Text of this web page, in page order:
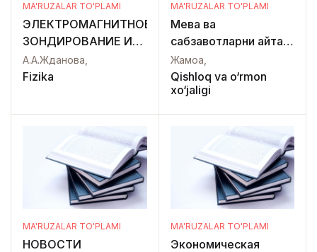
MA'RUZALAR TO'PLAMI
ЭЛЕКТРОМАГНИТНОЕ
ЗОНДИРОВАНИЕ И
МАГНИТО-
ТЕЛЛУРИЧЕСКИЕ
А.А.Жданова,
Fizika
MA'RUZALAR TO'PLAMI
Мева ва
сабзавотларни қайта
ишлаш технологияси
Жамоа,
Qishloq va o‘rmon
xo‘jaligi
MA'RUZALAR TO'PLAMI
НОВОСТИ
MA'RUZALAR TO'PLAMI
Экономическая